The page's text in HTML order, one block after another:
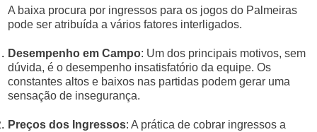
A baixa procura por ingressos para os jogos do Palmeiras
pode ser atribuída a vários fatores interligados.
Desempenho em Campo: Um dos principais motivos, sem
dúvida, é o desempenho insatisfatório da equipe. Os
constantes altos e baixos nas partidas podem gerar uma
sensação de insegurança.
Preços dos Ingressos: A prática de cobrar ingressos a